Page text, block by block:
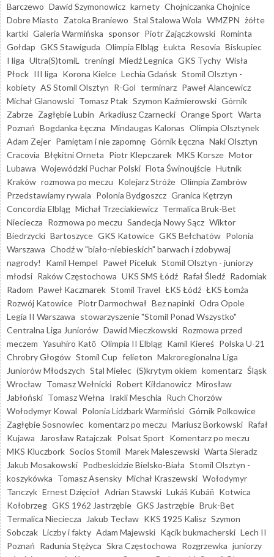
Barczewo Dawid Szymonowicz karnety Chojniczanka Chojnice
Dobre Miasto Zatoka Braniewo Stal Stalowa Wola WMZPN żółte
kartki Galeria Warmińska sponsor Piotr Zajączkowski Rominta
Gołdap GKS Stawiguda Olimpia Elbląg Łukta Resovia Biskupiec
I liga Ultra(S)tomiL treningi Miedź Legnica GKS Tychy Wisła
Płock III liga Korona Kielce Lechia Gdańsk Stomil Olsztyn -
kobiety AS Stomil Olsztyn R-Gol terminarz Paweł Alancewicz
Michał Glanowski Tomasz Ptak Szymon Kaźmierowski Górnik
Zabrze Zagłębie Lubin Arkadiusz Czarnecki Orange Sport Warta
Poznań Bogdanka Łęczna Mindaugas Kalonas Olimpia Olsztynek
Adam Zejer Pamiętam i nie zapomnę Górnik Łęczna Naki Olsztyn
Cracovia Błękitni Orneta Piotr Klepczarek MKS Korsze Motor
Lubawa Wojewódzki Puchar Polski Flota Świnoujście Hutnik
Kraków rozmowa po meczu Kolejarz Stróże Olimpia Zambrów
Przedstawiamy rywala Polonia Bydgoszcz Granica Kętrzyn
Concordia Elbląg Michał Trzeciakiewicz Termalica Bruk-Bet
Nieciecza Rozmowa po meczu Sandecja Nowy Sącz Wiktor
Biedrzycki Bartoszyce GKS Katowice GKS Bełchatów Polonia
Warszawa Chodź w "biało-niebieskich" barwach i zdobywaj
nagrody!
Kamil Hempel Paweł Piceluk Stomil Olsztyn - juniorzy
młodsi Raków Częstochowa UKS SMS Łódź Rafał Śledź Radomiak
Radom Paweł Kaczmarek Stomil Travel ŁKS Łódź ŁKS Łomża
Rozwój Katowice Piotr Darmochwał Bez napinki Odra Opole
Legia II Warszawa stowarzyszenie "Stomil Ponad Wszystko"
Centralna Liga Juniorów Dawid Mieczkowski Rozmowa przed
meczem Yasuhiro Katō Olimpia II Elbląg Kamil Kiereś Polska U-21
Chrobry Głogów Stomil Cup felieton Makroregionalna Liga
Juniorów Młodszych Stal Mielec (S)krytym okiem komentarz Śląsk
Wrocław Tomasz Wełnicki Robert Kiłdanowicz Mirosław
Jabłoński Tomasz Wełna Irakli Meschia Ruch Chorzów
Wołodymyr Kowal Polonia Lidzbark Warmiński Górnik Polkowice
Zagłębie Sosnowiec komentarz po meczu Mariusz Borkowski Rafał
Kujawa
Jarosław Ratajczak Polsat Sport Komentarz po meczu
MKS Kluczbork Socios Stomil Marek Maleszewski Warta Sieradz
Jakub Mosakowski Podbeskidzie Bielsko-Biała Stomil Olsztyn -
koszykówka Tomasz Asensky Michał Kraszewski Wołodymyr
Tanczyk Ernest Dzięcioł Adrian Stawski Lukáš Kubáň Kotwica
Kołobrzeg GKS 1962 Jastrzębie GKS Jastrzębie Bruk-Bet
Termalica Nieciecza
Jakub Tecław KKS 1925 Kalisz Szymon
Sobczak Liczby i fakty Adam Majewski Kącik bukmacherski Lech II
Poznań Radunia Stężyca Skra Częstochowa Rozgrzewka juniorzy